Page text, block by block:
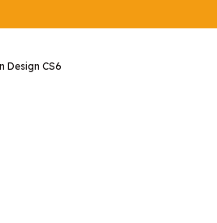
Design CS6